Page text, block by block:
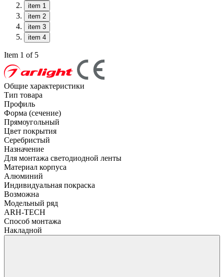
item 1
item 2
item 3
item 4
Item 1 of 5
Общие характеристики
Тип товара
Профиль
Форма (сечение)
Прямоугольный
Цвет покрытия
Серебристый
Назначение
Для монтажа светодиодной ленты
Материал корпуса
Алюминий
Индивидуальная покраска
Возможна
Модельный ряд
ARH-TECH
Способ монтажа
Накладной